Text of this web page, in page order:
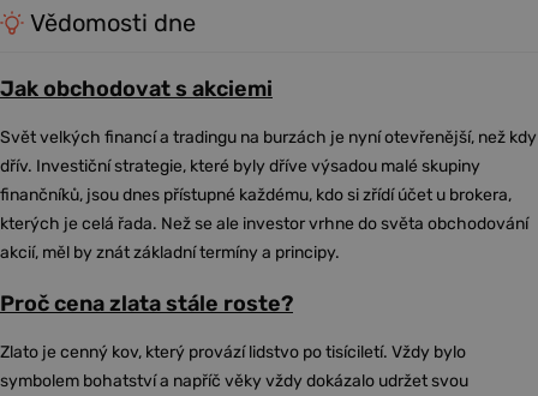
Vědomosti dne
Jak obchodovat s akciemi
Svět velkých financí a tradingu na burzách je nyní otevřenější, než kdy
dřív. Investiční strategie, které byly dříve výsadou malé skupiny
finančníků, jsou dnes přístupné každému, kdo si zřídí účet u brokera,
kterých je celá řada. Než se ale investor vrhne do světa obchodování
akcií, měl by znát základní termíny a principy.
Proč cena zlata stále roste?
Zlato je cenný kov, který provází lidstvo po tisíciletí. Vždy bylo
symbolem bohatství a napříč věky vždy dokázalo udržet svou